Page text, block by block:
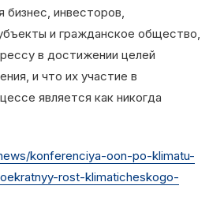
инвесторов,
и гражданское общество,
в достижении целей
и что их участие в
является как никогда
konferenciya-oon-po-klimatu-
rost-klimaticheskogo-